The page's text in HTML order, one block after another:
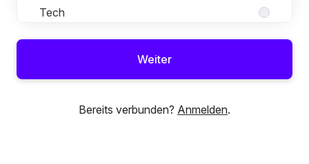
Tech
Vertrieb und Business Development
Werkstudenten und Praktikanten
Weiter
Bereits verbunden? Anmelden.